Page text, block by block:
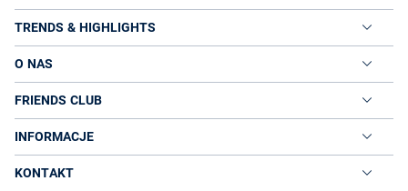
TRENDS & HIGHLIGHTS
O NAS
FRIENDS CLUB
INFORMACJE
KONTAKT